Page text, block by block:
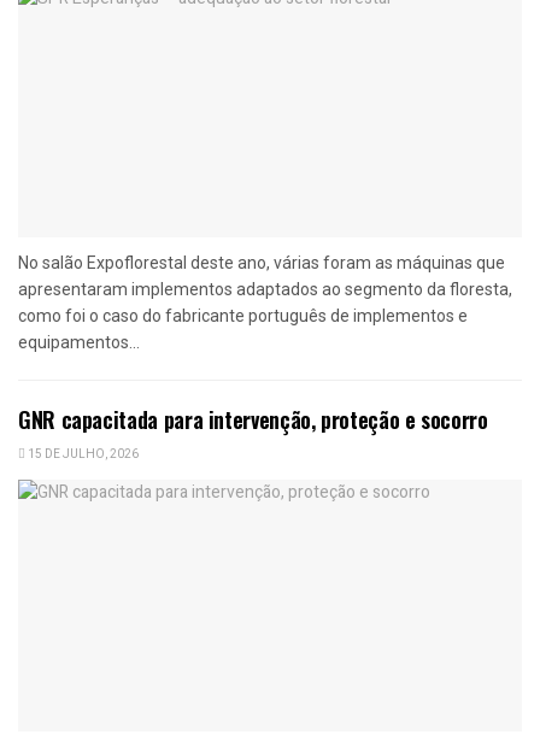
No salão Expoflorestal deste ano, várias foram as máquinas que
apresentaram implementos adaptados ao segmento da floresta,
como foi o caso do fabricante português de implementos e
equipamentos...
GNR capacitada para intervenção, proteção e socorro
15 DE JULHO, 2026